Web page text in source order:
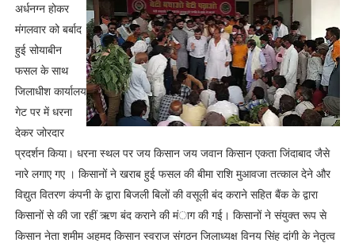
अर्धनग्न होकर
मंगलवार को बर्बाद
हुई सोयाबीन
फसल के साथ
जिलाधीश कार्यालय
गेट पर में धरना
देकर जोरदार
प्रदर्शन किया। धरना स्थल पर जय किसान जय जवान किसान एकता जिंदाबाद जैसे
नारे लगाए गए । किसानों ने खराब हुई फसल की बीमा राशि मुआवजा तत्काल देने और
विद्युत वितरण कंपनी के द्वारा बिजली बिलों की वसूली बंद कराने सहित बैंक के द्वारा
किसानों से की जा रहीं ऋण बंद कराने की मंाग की गई। किसानों ने संयुक्त रूप से
किसान नेता शमीम अहमद किसान स्वराज संगठन जिलाध्यक्ष विनय सिंह दांगी के नेतृत्व